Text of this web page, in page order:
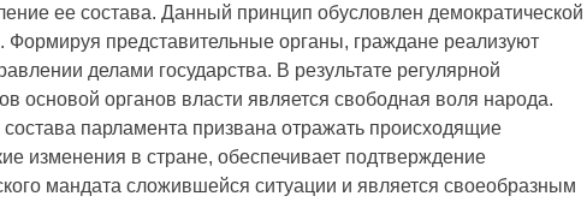
ее состава. Данный принцип обусловлен демократической
Формируя представительные органы, граждане реализуют
делами государства. В результате регулярной
основой органов власти является свободная воля народа.
парламента призвана отражать происходящие
изменения в стране, обеспечивает подтверждение
мандата сложившейся ситуации и является своеобразным